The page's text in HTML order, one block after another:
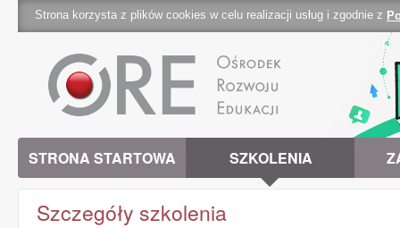
Strona korzysta z plików cookies w celu realizacji usług i zgodnie z
STRONA STARTOWA SZKOLENIA
Szczegóły szkolenia